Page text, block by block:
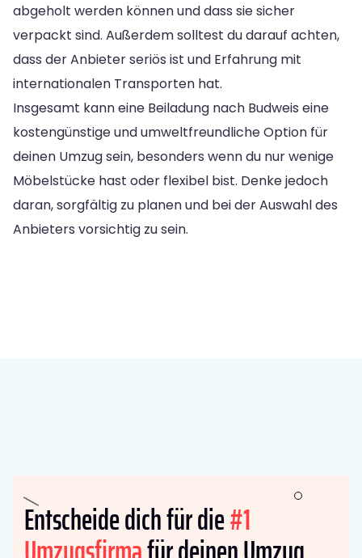
abgeholt werden können und dass sie sicher
verpackt sind. Außerdem solltest du darauf achten,
dass der Anbieter seriös ist und Erfahrung mit
internationalen Transporten hat.
Insgesamt kann eine Beiladung nach Budweis eine
kostengünstige und umweltfreundliche Option für
deinen Umzug sein, besonders wenn du nur wenige
Möbelstücke hast oder flexibel bist. Denke jedoch
daran, sorgfältig zu planen und bei der Auswahl des
Anbieters vorsichtig zu sein.
Entscheide dich für die#1